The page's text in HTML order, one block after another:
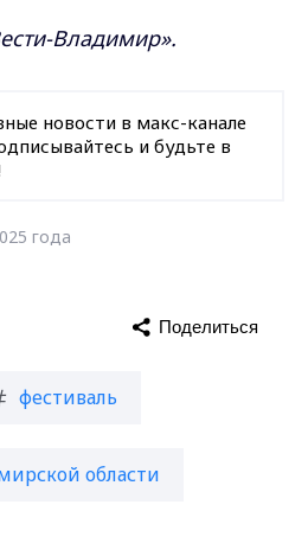
Владимир».
новости в макс-канале
и будьте в
года
фестиваль
области
Поделиться